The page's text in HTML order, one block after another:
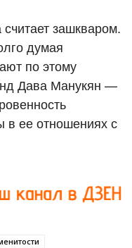
зашкваром.
думая
по этому
Дава Манукян —
в ее отношениях с